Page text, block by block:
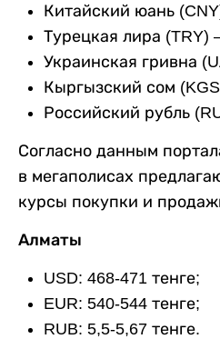
Китайский юань
Турецкая лира (TRY)
Украинская гривна
Кыргызский сом
Российский рубль
Согласно данным
в мегаполисах
курсы покупки и
Алматы
USD: 468-471 тенге;
EUR: 540-544 тенге;
RUB: 5,5-5,67 тенге.